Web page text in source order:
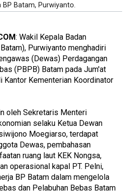
BP Batam, Purwiyanto.
: Wakil Kepala Badan
Purwiyanto menghadiri
(Dewas) Perdagangan
(PBPB) Batam pada Jum'at
Kementerian Koordinator
oleh Sekretaris Menteri
selaku Ketua Dewan
Moegiarso, terdapat
Dewas, pembahasan
ruang laut KEK Nongsa,
operasional kapal PT. Pelni,
BP Batam dalam mengelola
dan Pelabuhan Bebas Batam